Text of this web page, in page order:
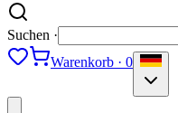
Suchen ·
Warenkorb · 0